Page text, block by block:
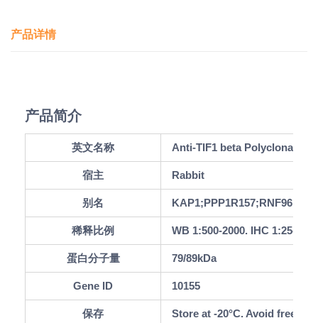
产品详情
产品简介
英文名称 Anti-TIF1 beta Polyclonal
宿主 Rabbit
别名
稀释比例 WB 1:500-2000. IHC 1:25-100.
蛋白分子量 79/89kDa
Gene ID 10155
保存 Store at -20°C. Avoid freeze